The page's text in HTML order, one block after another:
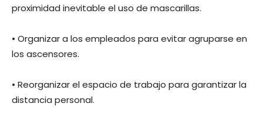
proximidad inevitable el uso de mascarillas.
• Organizar a los empleados para evitar agruparse en
los ascensores.
• Reorganizar el espacio de trabajo para garantizar la
distancia personal.